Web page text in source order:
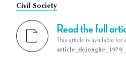
Civil Society
Read the full
This article is available